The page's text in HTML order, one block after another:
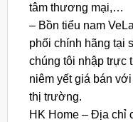
tâm thương mại,…
– Bồn tiểu nam
phối chính hãng tại
chúng tôi nhập trực
niêm yết giá bán
thị trường.
HK Home – Địa chỉ